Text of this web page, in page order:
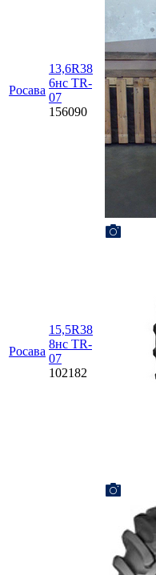
Росава
13,6R38
6нс TR-
07
156090
Росава
15,5R38
8нс TR-
07
102182